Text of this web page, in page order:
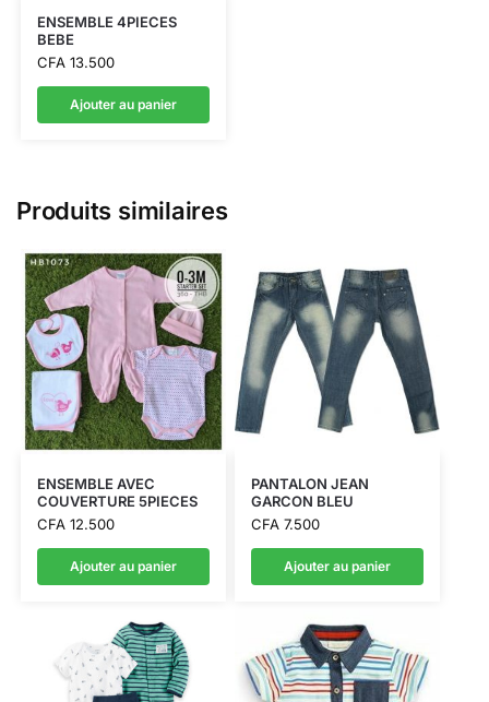
ENSEMBLE 4PIECES
BEBE
CFA13.500
Ajouter au panier
Produits similaires
ENSEMBLE AVEC
COUVERTURE 5PIECES
CFA12.500
Ajouter au panier
PANTALON JEAN
GARCON BLEU
CFA7.500
Ajouter au panier